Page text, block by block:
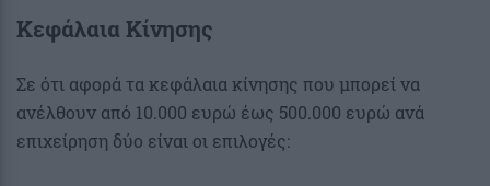
Κεφάλαια Κίνησης
Σε ότι αφορά τα κεφάλαια κίνησης που μπορεί να
ανέλθουν από 10.000 ευρώ έως 500.000 ευρώ ανά
επιχείρηση δύο είναι οι επιλογές: